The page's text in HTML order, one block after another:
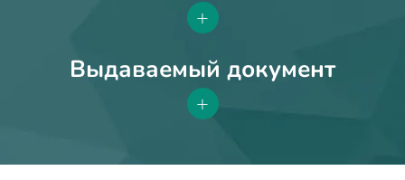
+
Выдаваемый документ
+